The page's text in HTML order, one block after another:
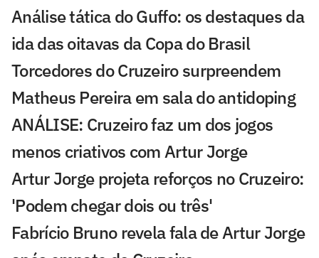
Análise tática do Guffo: os destaques da
ida das oitavas da Copa do Brasil
Torcedores do Cruzeiro surpreendem
Matheus Pereira em sala do antidoping
ANÁLISE: Cruzeiro faz um dos jogos
menos criativos com Artur Jorge
Artur Jorge projeta reforços no Cruzeiro:
'Podem chegar dois ou três'
Fabrício Bruno revela fala de Artur Jorge